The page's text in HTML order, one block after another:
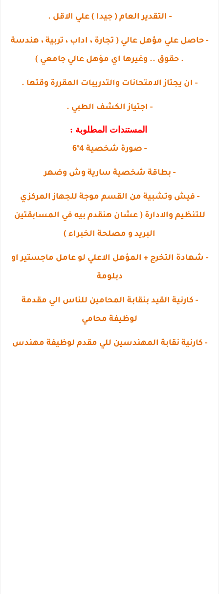
- التقدير العام ( جيدا ) علي الاقل .
- حاصل علي مؤهل عالي ( تجارة ، اداب ، تربية ، هندسة
. حقوق .. وغيرها اي مؤهل عالي جامعي )
- ان يجتاز الامتحانات والتدريبات المقررة وقتها .
- اجتياز الكشف الطبي .
المستندات المطلوبة :
- صورة شخصية 4*6
- بطاقة شخصية سارية وش وضهر
- فيش وتشبية من القسم موجة للجهاز المركزي
للتنظيم والادارة ( عشان هنقدم بيه في المسابقتين
البريد و مصلحة الخبراء )
- شهادة التخرج + المؤهل الاعلي لو عامل ماجستير او
دبلومة
- كارنية القيد بنقابة المحامين للناس الي مقدمة
لوظيفة محامي
- كارنية نقابة المهندسين للي مقدم لوظيفة مهندس